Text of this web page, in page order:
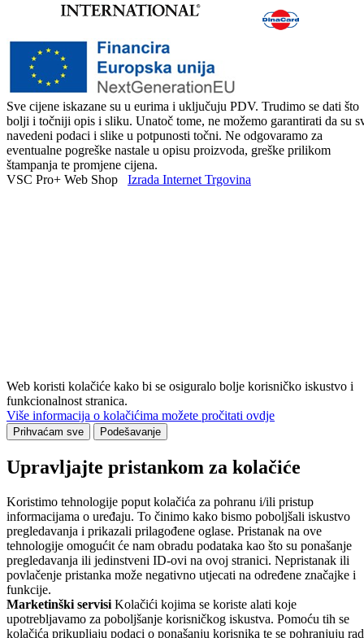
Sve cijene iskazane su u eurima i uključuju PDV. Trudimo se dati što
bolji i točniji opis i sliku. Unatoč tome, ne možemo garantirati da su
navedeni podaci i slike u potpunosti točni. Ne odgovaramo za
eventualne pogreške nastale u opisu proizvoda, greške prilikom
štampanja te promjene cijena.
VSC Pro+ Web Shop Izrada Internet Trgovina
Web koristi kolačiće kako bi se osiguralo bolje korisničko iskustvo i
funkcionalnost stranica.
Više informacija o kolačićima možete pročitati ovdje
Prihvaćam sve Podešavanje
Upravljajte pristankom za kolačiće
Koristimo tehnologije poput kolačića za pohranu i/ili pristup
informacijama o uređaju. To činimo kako bismo poboljšali iskustvo
pregledavanja i prikazali prilagođene oglase. Pristanak na ove
tehnologije omogućit će nam obradu podataka kao što su ponašanje
pregledavanja ili jedinstveni ID-ovi na ovoj stranici. Nepristanak ili
povlačenje pristanka može negativno utjecati na određene značajke i
funkcije.
Marketinški servisi Kolačići kojima se koriste alati koje
upotrebljavamo za poboljšanje korisničkog iskustva. Pomoću tih se
kolačića prikupljaju podaci o ponašanju korisnika te se pohranjuju